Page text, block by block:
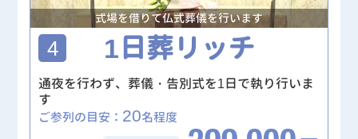
式場を借りて仏式葬儀を行います
4 1日葬リッチ
通夜を行わず、葬儀・告別式を1日で執り行いま
す
ご参列の目安： 20名程度